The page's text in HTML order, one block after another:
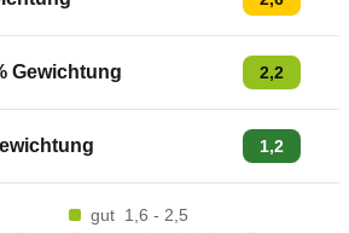
Gewichtung 2,2
1,2
gut 1,6 - 2,5